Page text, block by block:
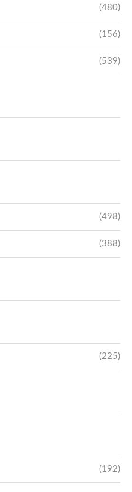
(480)
(156)
(539)
(498)
(388)
(225)
(192)